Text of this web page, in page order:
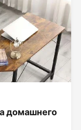
домашнего